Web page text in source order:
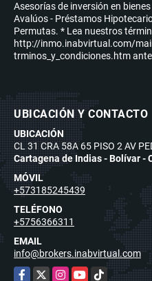
Asesorías de inversión en
Avalúos - Préstamos
Permutas. * Lea nuestros
http://inmo.inabvirtual.com/
trminos_y_condiciones.htm
UBICACIÓN Y CONTACTO
UBICACIÓN
CL 31 CRA 58A 65 PISO 2 AV
Cartagena de Indias - Bolívar -
MÓVIL
+573185245439
TELÉFONO
+5756366311
EMAIL
info@brokers.inabvirtual.com
Facebook
X Instagram
YouTubeTikTok